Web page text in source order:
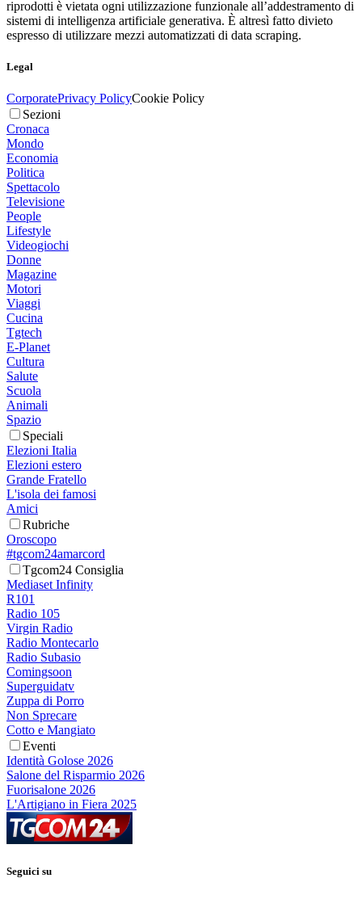
riprodotti è vietata ogni utilizzazione funzionale all’addestramento di
sistemi di intelligenza artificiale generativa. È altresì fatto divieto
espresso di utilizzare mezzi automatizzati di data scraping.
Legal
CorporatePrivacy PolicyCookie Policy
Sezioni
Cronaca
Mondo
Economia
Politica
Spettacolo
Televisione
People
Lifestyle
Videogiochi
Donne
Magazine
Motori
Viaggi
Cucina
Tgtech
E-Planet
Cultura
Salute
Scuola
Animali
Spazio
Speciali
Elezioni Italia
Elezioni estero
Grande Fratello
L'isola dei famosi
Amici
Rubriche
Oroscopo
#tgcom24amarcord
Tgcom24 Consiglia
Mediaset Infinity
R101
Radio 105
Virgin Radio
Radio Montecarlo
Radio Subasio
Comingsoon
Superguidatv
Zuppa di Porro
Non Sprecare
Cotto e Mangiato
Eventi
Identità Golose 2026
Salone del Risparmio 2026
Fuorisalone 2026
L'Artigiano in Fiera 2025
Seguici su